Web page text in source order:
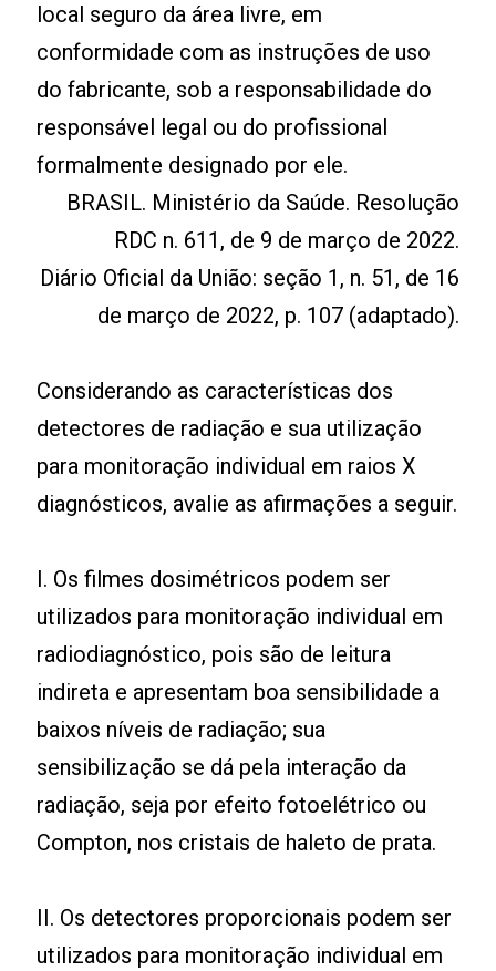
local seguro da área livre, em
conformidade com as instruções de uso
do fabricante, sob a responsabilidade do
responsável legal ou do profissional
formalmente designado por ele.
BRASIL. Ministério da Saúde. Resolução
RDC n. 611, de 9 de março de 2022.
Diário Oficial da União: seção 1, n. 51, de 16
de março de 2022, p. 107 (adaptado).
Considerando as características dos
detectores de radiação e sua utilização
para monitoração individual em raios X
diagnósticos, avalie as afirmações a seguir.
I. Os filmes dosimétricos podem ser
utilizados para monitoração individual em
radiodiagnóstico, pois são de leitura
indireta e apresentam boa sensibilidade a
baixos níveis de radiação; sua
sensibilização se dá pela interação da
radiação, seja por efeito fotoelétrico ou
Compton, nos cristais de haleto de prata.
II. Os detectores proporcionais podem ser
utilizados para monitoração individual em